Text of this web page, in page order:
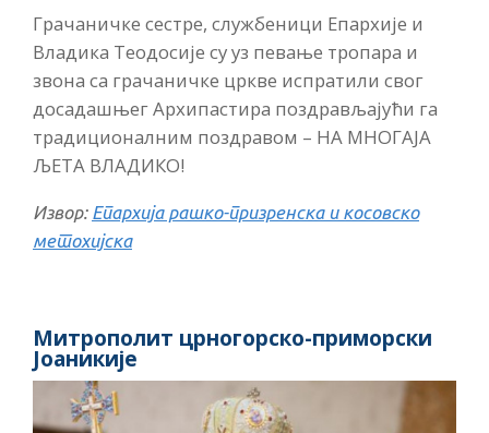
Грачаничке сестре, службеници Епархије и
Владика Теодосије су уз певање тропара и
звона са грачаничке цркве испратили свог
досадашњег Архипастира поздрављајући га
традиционалним поздравом – НА МНОГАЈА
ЉЕТА ВЛАДИКО!
Извор: Епархија рашко-призренска и косовско
метохијска
Митрополит црногорско-приморски
Јоаникије